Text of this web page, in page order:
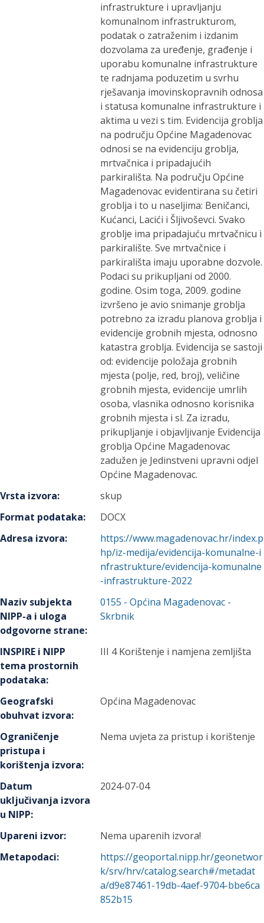
infrastrukture i upravljanju
komunalnom infrastrukturom,
podatak o zatraženim i izdanim
dozvolama za uređenje, građenje i
uporabu komunalne infrastrukture
te radnjama poduzetim u svrhu
rješavanja imovinskopravnih odnosa
i statusa komunalne infrastrukture i
aktima u vezi s tim. Evidencija groblja
na području Općine Magadenovac
odnosi se na evidenciju groblja,
mrtvačnica i pripadajućih
parkirališta. Na području Općine
Magadenovac evidentirana su četiri
groblja i to u naseljima: Beničanci,
Kućanci, Lacići i Šljivoševci. Svako
groblje ima pripadajuću mrtvačnicu i
parkiralište. Sve mrtvačnice i
parkirališta imaju uporabne dozvole.
Podaci su prikupljani od 2000.
godine. Osim toga, 2009. godine
izvršeno je avio snimanje groblja
potrebno za izradu planova groblja i
evidencije grobnih mjesta, odnosno
katastra groblja. Evidencija se sastoji
od: evidencije položaja grobnih
mjesta (polje, red, broj), veličine
grobnih mjesta, evidencije umrlih
osoba, vlasnika odnosno korisnika
grobnih mjesta i sl. Za izradu,
prikupljanje i objavljivanje Evidencija
groblja Općine Magadenovac
zadužen je Jedinstveni upravni odjel
Općine Magadenovac.
Vrsta izvora:
skup
Format podataka:
DOCX
Adresa izvora:
https://www.magadenovac.hr/index.p
hp/iz-medija/evidencija-komunalne-i
nfrastrukture/evidencija-komunalne
-infrastrukture-2022
Naziv subjekta
NIPP-a i uloga
odgovorne strane:
0155 -Općina Magadenovac -
Skrbnik
INSPIRE i NIPP
tema prostornih
podataka:
III 4 Korištenje i namjena zemljišta
Geografski
obuhvat izvora:
Općina Magadenovac
Ograničenje
pristupa i
korištenja izvora:
Nema uvjeta za pristup i korištenje
Datum
uključivanja izvora
u NIPP:
2024-07-04
Upareni izvor:
Nema uparenih izvora!
Metapodaci:
https://geoportal.nipp.hr/geonetwor
k/srv/hrv/catalog.search#/metadat
a/d9e87461-19db-4aef-9704-bbe6ca
852b15